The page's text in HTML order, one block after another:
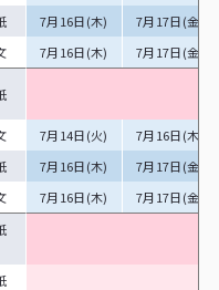
7月16日(木)
7月17日(金)
7月16日(木) 7月17日(金)
7月14日(火)
7月16日(木)
7月16日(木)
7月17日(金)
7月16日(木) 7月17日(金)